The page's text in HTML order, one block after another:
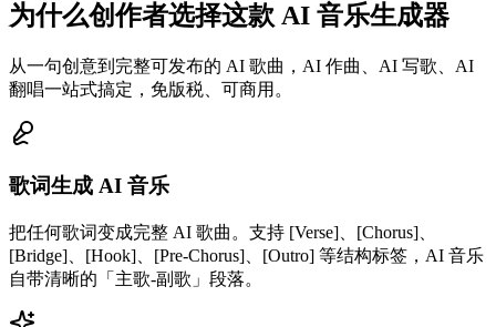
为什么创作者选择这款 AI 音乐生成器
从一句创意到完整可发布的 AI 歌曲，AI 作曲、AI 写歌、AI
翻唱一站式搞定，免版税、可商用。
歌词生成 AI 音乐
把任何歌词变成完整 AI 歌曲。支持 [Verse]、[Chorus]、
[Bridge]、[Hook]、[Pre-Chorus]、[Outro] 等结构标签，AI 音乐
自带清晰的「主歌-副歌」段落。